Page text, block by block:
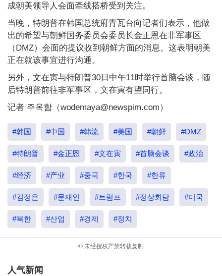
成朝美领导人会面牵线搭桥受到关注。
当晚，特朗普在韩国总统府青瓦台向记者们表示，他做
出的希望与朝鲜国务委员会委员长金正恩在非军事区
（DMZ）会面的提议收到朝鲜方面的消息。这表明朝美
正在就该事宜进行沟通。
另外，文在寅与特朗普30日中午11时举行首脑会谈，随
后特朗普前往非军事区，文在寅有望同行。
记者 주옥함（wodemaya@newspim.com）
#韩国 #中国 #韩流 #美国 #朝鲜 #DMZ
#特朗普 #金正恩 #文在寅 #首脑会谈 #政治
#经济 #产业 #중국 #한국 #한류
#김정은 #문재인 #트럼프 #정상회담 #미국
#북한 #산업 #경제 #정치
© 未经授权严禁转载复制
人气新闻